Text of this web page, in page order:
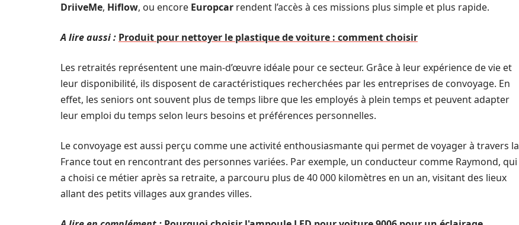
DriiveMe, Hiflow, ou encore Europcar rendent l’accès à ces missions plus simple et plus rapide.
A lire aussi : Produit pour nettoyer le plastique de voiture : comment choisir
Les retraités représentent une main-d’œuvre idéale pour ce secteur. Grâce à leur expérience de vie et
leur disponibilité, ils disposent de caractéristiques recherchées par les entreprises de convoyage. En
effet, les seniors ont souvent plus de temps libre que les employés à plein temps et peuvent adapter
leur emploi du temps selon leurs besoins et préférences personnelles.
Le convoyage est aussi perçu comme une activité enthousiasmante qui permet de voyager à travers la
France tout en rencontrant des personnes variées. Par exemple, un conducteur comme Raymond, qui
a choisi ce métier après sa retraite, a parcouru plus de 40 000 kilomètres en un an, visitant des lieux
allant des petits villages aux grandes villes.